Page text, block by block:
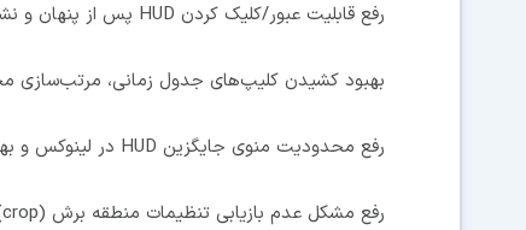
رفع قابلیت عبور/کلیک کردن HUD پس از پنهان و نشان دادن پیش‌نمایش وبکم.
بهبود کشیدن کلیپ‌های جدول زمانی،
رفع محدودیت منوی جایگزین HUD در لینوکس و بهبود مسیریابی منبع X11 در لینوکس.
رفع مشکل عدم بازیابی تنظیمات منطقه برش (crop) در پریست‌های ذخیره‌شده.